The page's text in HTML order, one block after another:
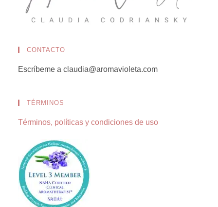
CONTACTO
Escríbeme a claudia@aromavioleta.com
TÉRMINOS
Términos, políticas y condiciones de uso